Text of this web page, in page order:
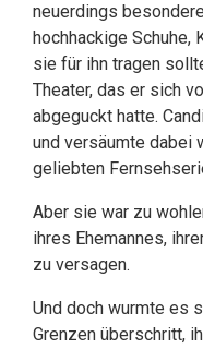
neuerdings
hochhackige Schuhe,
sie für ihn tragen
Theater, das er sich
abgeguckt hatte.
und versäumte dabei
geliebten
Aber sie war zu
ihres Ehemannes,
zu versagen.
Und doch wurmte es
Grenzen überschritt,